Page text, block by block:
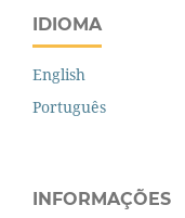
IDIOMA
English
Português
INFORMAÇÕES